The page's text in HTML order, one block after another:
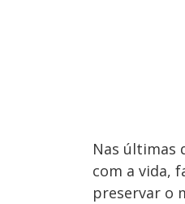
Nas últimas
com a vida,
preservar o